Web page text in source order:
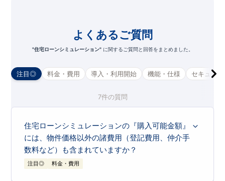
よくあるご質問
"住宅ローンシミュレーション"に関するご質問と回答をまとめました。
注目◎ 料金・費用 導入・利用開始 機能・仕様 セキュリ
7件の質問
住宅ローンシミュレーションの『購入可能金額』
には、物件価格以外の諸費用（登記費用、仲介手
数料など）も含まれていますか？
注目◎ 料金・費用
1.275
三菱UFJ銀行 1.025%
常陽銀行 1.325
三井住友信託銀行